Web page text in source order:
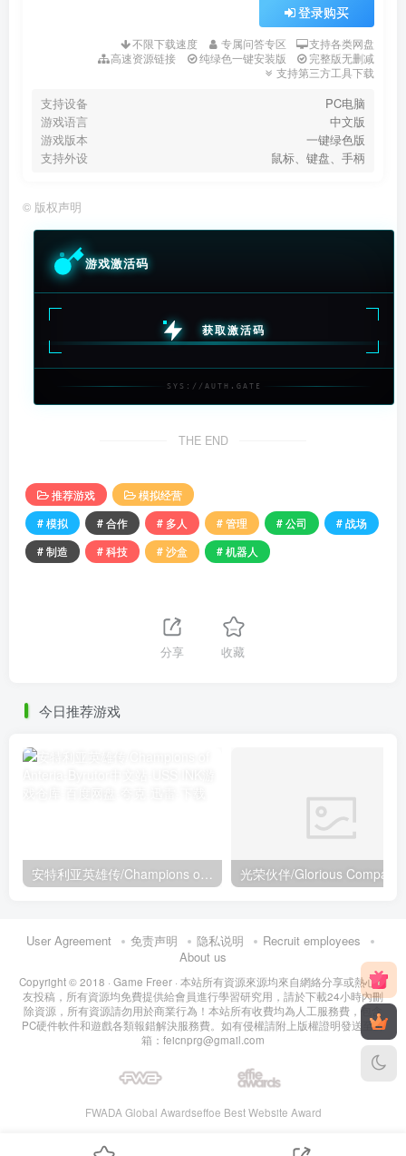
登录购买
不限下载速度 专属问答专区
支持各类网盘
高速资源链接
纯绿色一键安装版
完整版无删减
支持第三方工具下载
支持设备
PC电脑
游戏语言
中文版
游戏版本
一键绿色版
支持外设
鼠标、键盘、手柄
© 版权声明
游戏激活码
获取激活码
SYS://AUTH.GATE
THE END
推荐游戏
模拟经营
# 模拟
# 合作 # 多人 # 管理 # 公司
# 战场
# 制造
# 科技 # 沙盒 # 机器人
分享 收藏
今日推荐游戏
安特利亚英雄传/Champions of Anteria 光荣伙伴/Glorious
User Agreement 免责声明 隐私说明
Recruit employees
About us
Copyright © 2018 · Game Freer · 本站所有資源來源均來自網絡分享或熱心網
友投稿，所有資源均免費提供給會員進行學習研究用，請於下載24小時內刪
除資源，所有資源請勿用於商業行為！本站所有收費均為人工服務費，包含
PC硬件軟件和遊戲各類報錯解決服務費。如有侵權請附上版權證明發送至郵
箱：feicnprg@gmail.com
FWADA Global Awardseffoe Best Website Award